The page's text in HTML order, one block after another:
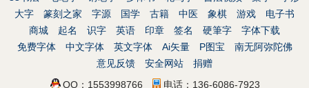
大字
篆刻之家 字源 国学 古籍 中医 象棋 游戏
电子书
商城
起名 识字 英语 印章 签名 硬筆字
字体下载
免费字体
中文字体 英文字体 Ai矢量 P图宝
南无阿弥陀佛
意见反馈
安全网站
捐赠
QQ：1553998766
电话：136-6086-7923